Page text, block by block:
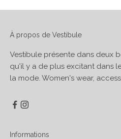
À propos de Vestibule
Vestibule présente dans deux
qu'il y a de plus excitant dans
la mode. Women's wear,
Informations